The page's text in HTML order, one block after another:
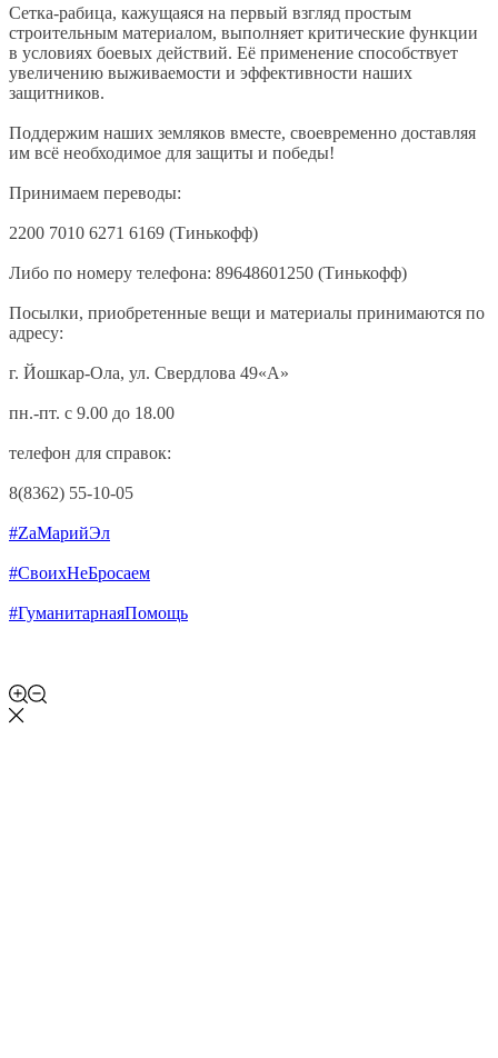
Сетка-рабица, кажущаяся на первый взгляд простым
строительным материалом, выполняет критические функции
в условиях боевых действий. Её применение способствует
увеличению выживаемости и эффективности наших
защитников.
Поддержим наших земляков вместе, своевременно доставляя
им всё необходимое для защиты и победы!
Принимаем переводы:
2200 7010 6271 6169 (Тинькофф)
Либо по номеру телефона: 89648601250 (Тинькофф)
Посылки, приобретенные вещи и материалы принимаются по
адресу:
г. Йошкар-Ола, ул. Свердлова 49«А»
пн.-пт. с 9.00 до 18.00
телефон для справок:
8(8362) 55-10-05
#ZaМарийЭл
#СвоихНеБросаем
#ГуманитарнаяПомощь